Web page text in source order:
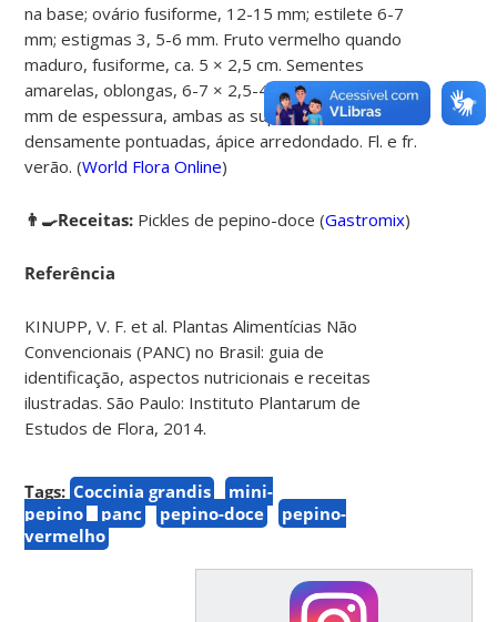
na base; ovário fusiforme, 12-15 mm; estilete 6-7
mm; estigmas 3, 5-6 mm. Fruto vermelho quando
maduro, fusiforme, ca. 5 × 2,5 cm. Sementes
amarelas, oblongas, 6-7 × 2,5-4 mm, cerca de 1,5
mm de espessura, ambas as superfícies
densamente pontuadas, ápice arredondado. Fl. e fr.
verão. (World Flora Online)
👨‍🍳Receitas: Pickles de pepino-doce (Gastromix)
Referência
KINUPP, V. F. et al. Plantas Alimentícias Não
Convencionais (PANC) no Brasil: guia de
identificação, aspectos nutricionais e receitas
ilustradas. São Paulo: Instituto Plantarum de
Estudos de Flora, 2014.
Tags: Coccinia grandis
mini-
pepino
panc pepino-doce
pepino-
vermelho